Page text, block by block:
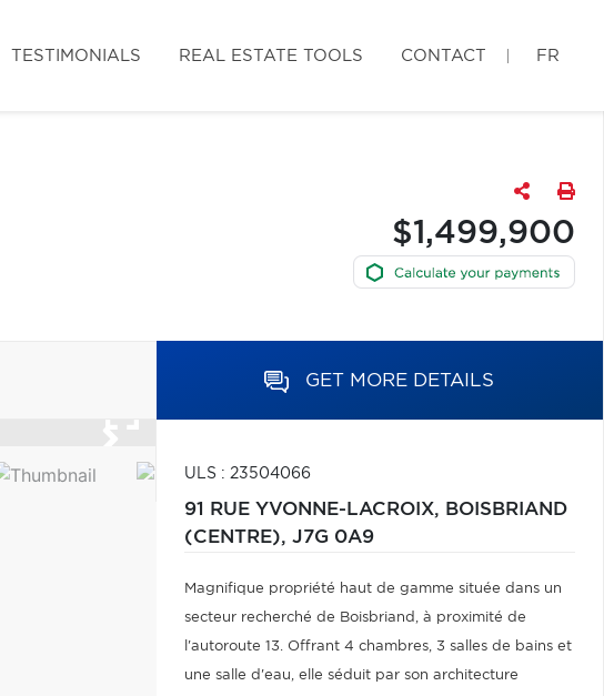
TESTIMONIALS REAL ESTATE TOOLS CONTACT FR
$1,499,900
GET MORE DETAILS
ULS : 23504066
91 RUE YVONNE-LACROIX, BOISBRIAND
(CENTRE), J7G 0A9
Magnifique propriété haut de gamme située dans un
secteur recherché de Boisbriand, à proximité de
l'autoroute 13. Offrant 4 chambres, 3 salles de bains et
une salle d'eau, elle séduit par son architecture